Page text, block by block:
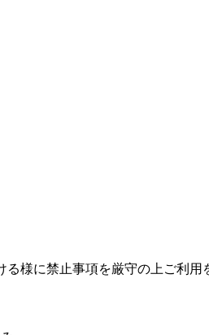
様に禁止事項を厳守の上ご利用